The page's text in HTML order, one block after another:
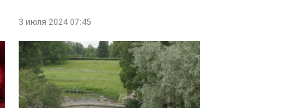
3 июля 2024 07:45